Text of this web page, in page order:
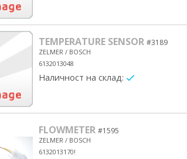
TEMPERATURE SENSOR #3189
ZELMER / BOSCH
6132013048
Наличност на склад:
FLOWMETER #1595
ZELMER / BOSCH
6132013170!